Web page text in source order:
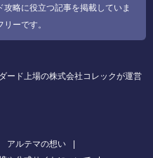
略に役立つ記事を掲載していま
ーです。
ード上場の株式会社コレックが運営
アルテマの想い